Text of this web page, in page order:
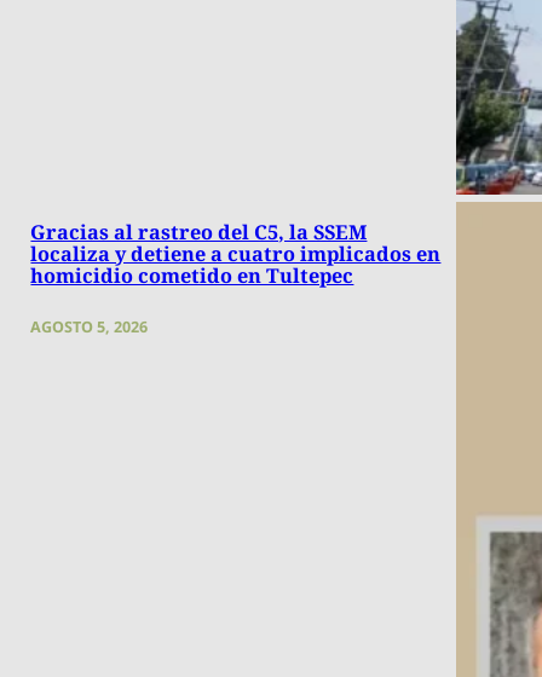
Gracias al rastreo del C5, la SSEM
localiza y detiene a cuatro implicados en
homicidio cometido en Tultepec
AGOSTO 5, 2026